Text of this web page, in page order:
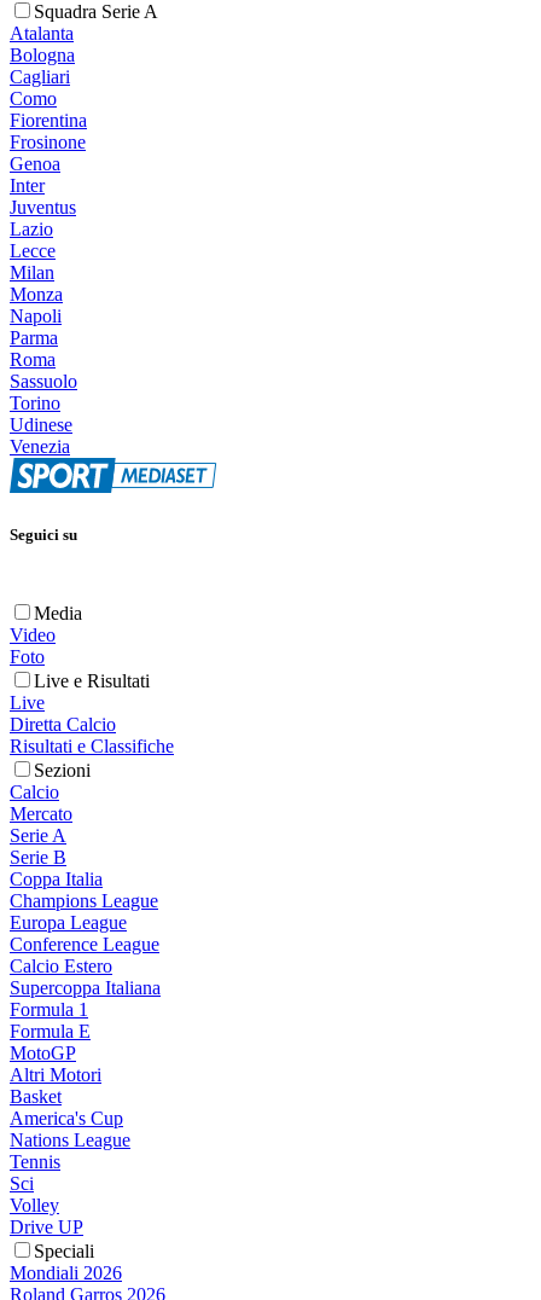
Squadra Serie A
Atalanta
Bologna
Cagliari
Como
Fiorentina
Frosinone
Genoa
Inter
Juventus
Lazio
Lecce
Milan
Monza
Napoli
Parma
Roma
Sassuolo
Torino
Udinese
Venezia
Seguici su
Media
Video
Foto
Live e Risultati
Live
Diretta Calcio
Risultati e Classifiche
Sezioni
Calcio
Mercato
Serie A
Serie B
Coppa Italia
Champions League
Europa League
Conference League
Calcio Estero
Supercoppa Italiana
Formula 1
Formula E
MotoGP
Altri Motori
Basket
America's Cup
Nations League
Tennis
Sci
Volley
Drive UP
Speciali
Mondiali 2026
Roland Garros 2026